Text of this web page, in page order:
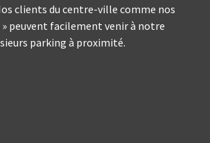
clients du centre-ville comme nos
peuvent facilement venir à notre
parking à proximité.